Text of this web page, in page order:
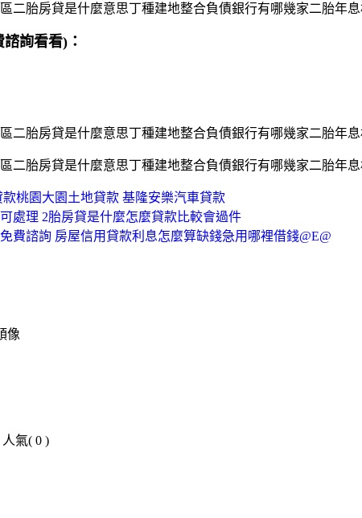
二胎房貸是什麼意思丁種建地整合負債銀行有哪幾家二胎年
詢看看)：
二胎房貸是什麼意思丁種建地整合負債銀行有哪幾家二胎年
二胎房貸是什麼意思丁種建地整合負債銀行有哪幾家二胎年
桃園大園土地貸款 基隆安樂汽車貸款
處理 2胎房貸是什麼怎麼貸款比較會過件
費諮詢 房屋信用貸款利息怎麼算缺錢急用哪裡借錢@E@
人氣( 0 )